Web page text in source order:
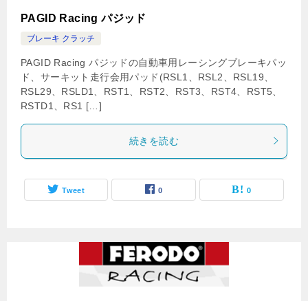
PAGID Racing パジッド
ブレーキ クラッチ
PAGID Racing パジッドの自動車用レーシングブレーキパッ
ド、サーキット走行会用パッド(RSL1、RSL2、RSL19、
RSL29、RSLD1、RST1、RST2、RST3、RST4、RST5、
RSTD1、RS1 […]
続きを読む
Tweet 0 0